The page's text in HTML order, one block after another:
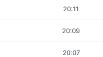
20:11
20:09
20:07